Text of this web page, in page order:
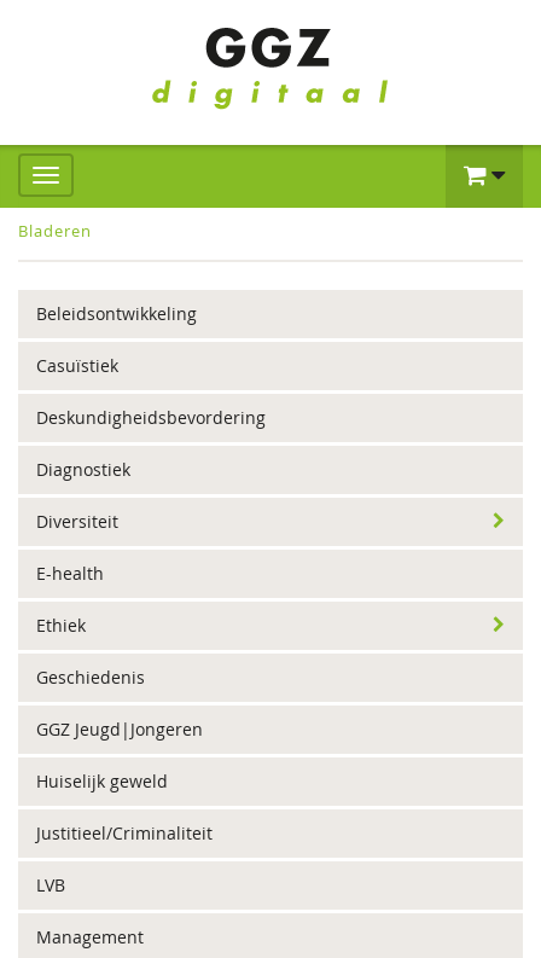
Bladeren
Beleidsontwikkeling
Casuïstiek
Deskundigheidsbevordering
Diagnostiek
Diversiteit
E-health
Ethiek
Geschiedenis
GGZ Jeugd|Jongeren
Huiselijk geweld
Justitieel/Criminaliteit
LVB
Management